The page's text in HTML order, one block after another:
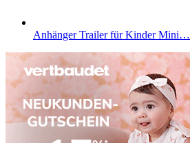
Anhänger Trailer für Kinder Mini…